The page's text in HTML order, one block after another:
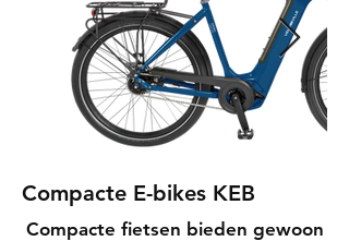
Compacte E-bikes KEB
Compacte fietsen bieden gewoon